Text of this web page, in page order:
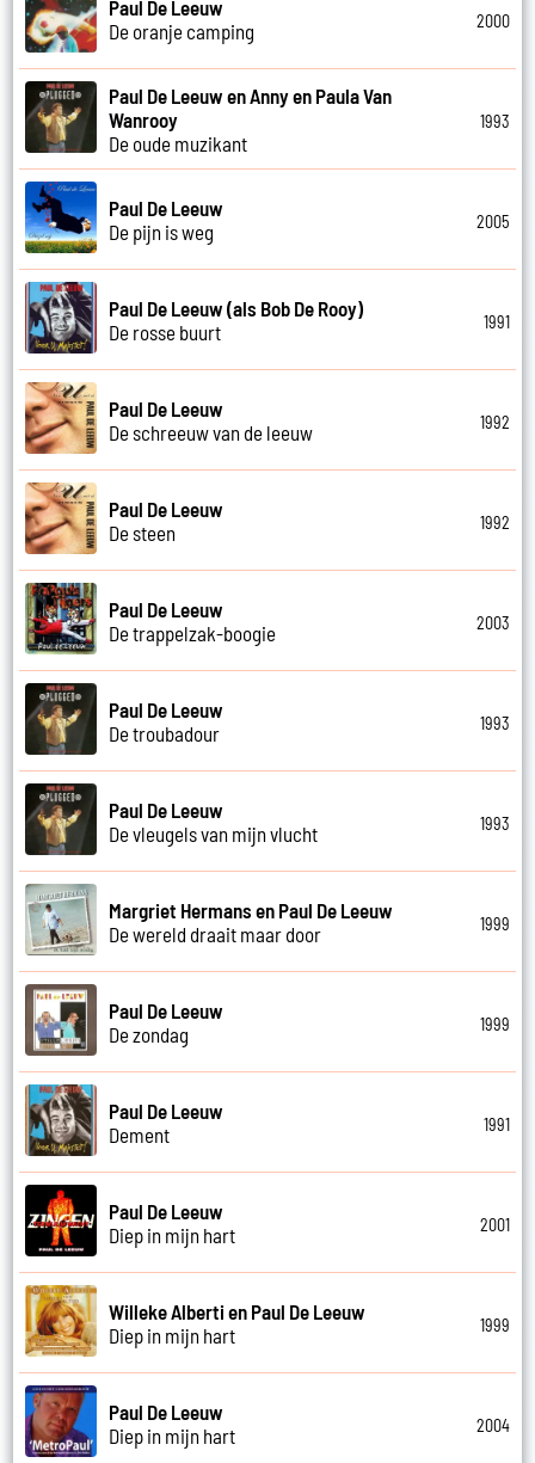
Paul De Leeuw
De oranje camping
2000
Paul De Leeuw en Anny en Paula Van
Wanrooy
De oude muzikant
1993
Paul De Leeuw
De pijn is weg
2005
Paul De Leeuw (als Bob De Rooy)
De rosse buurt
1991
Paul De Leeuw
De schreeuw van de leeuw
1992
Paul De Leeuw
De steen
1992
Paul De Leeuw
De trappelzak-boogie
2003
Paul De Leeuw
De troubadour
1993
Paul De Leeuw
De vleugels van mijn vlucht
1993
Margriet Hermans en Paul De Leeuw
De wereld draait maar door
1999
Paul De Leeuw
De zondag
1999
Paul De Leeuw
Dement
1991
Paul De Leeuw
Diep in mijn hart
2001
Willeke Alberti en Paul De Leeuw
Diep in mijn hart
1999
Paul De Leeuw
Diep in mijn hart
2004